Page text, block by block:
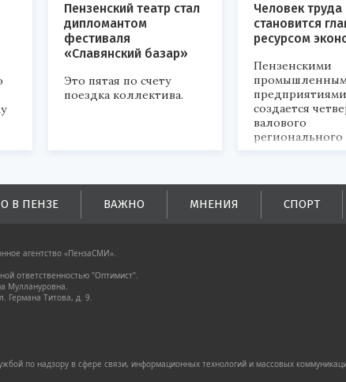
Пензенский театр стал
дипломантом
фестиваля
«Славянский базар»
Это пятая по счету
поездка коллектива.
Человек труда
становится
ресурсом
Пензенскими
предприятиями
создается
валового
регионального
продукта и
поступлений в
бюджеты всех
В ПЕНЗЕ ВАЖНО МНЕНИЯ СПОРТ
агентство «ПензаСМИ».
ответственностью "Оптимист".
Муллануровна.
Германа Титова, д. 9.
по надзору в сфере связи, информационных технологий и массовых